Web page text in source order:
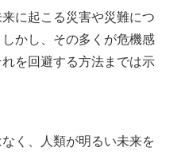
に起こる災害や災難につ
かし、その多くが危機感
を回避する方法までは示
く、人類が明るい未来を